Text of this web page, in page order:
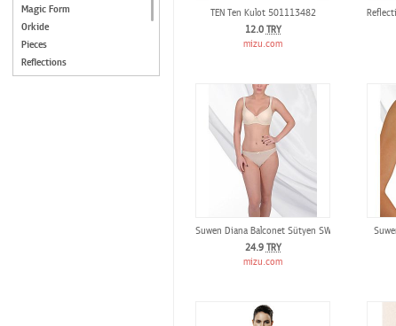
TEN Ten Kulot 501113482
12.0 TRY
mizu.com
Suwen Diana Balconet Sütyen SW5620
24.9 TRY
mizu.com
Magic Form
Orkide
Pieces
Reflections
Shakespeare in Love